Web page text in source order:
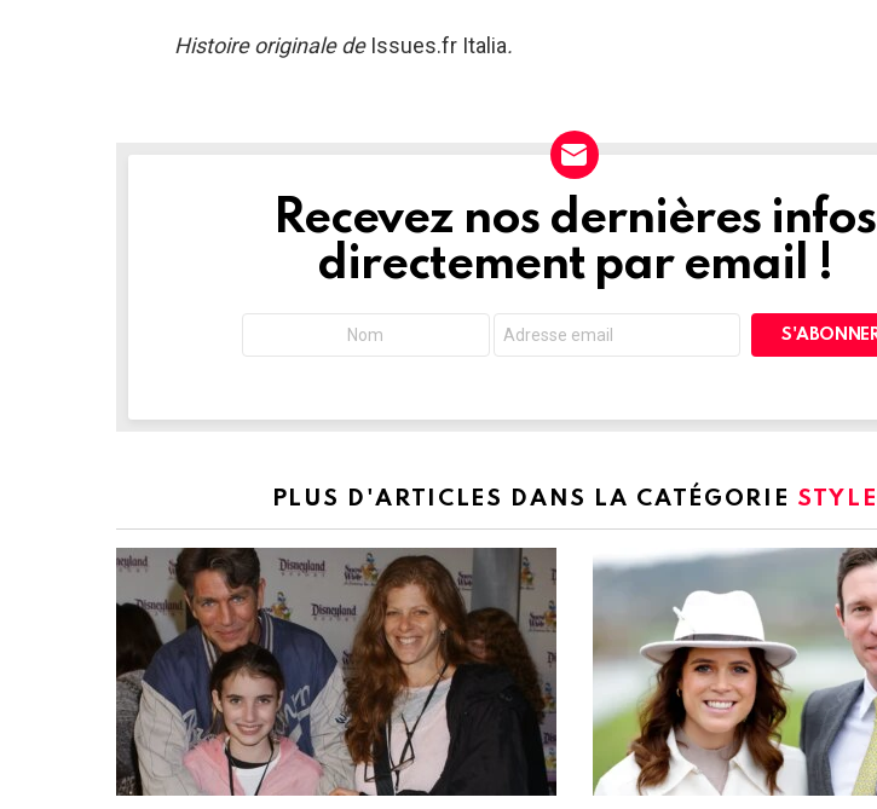
Histoire originale deIssues.fr Italia.
NEWSLETTERRecevez nos dernières infos
directement par email !
PLUS D'ARTICLES DANS LA CATÉGORIE STYLE